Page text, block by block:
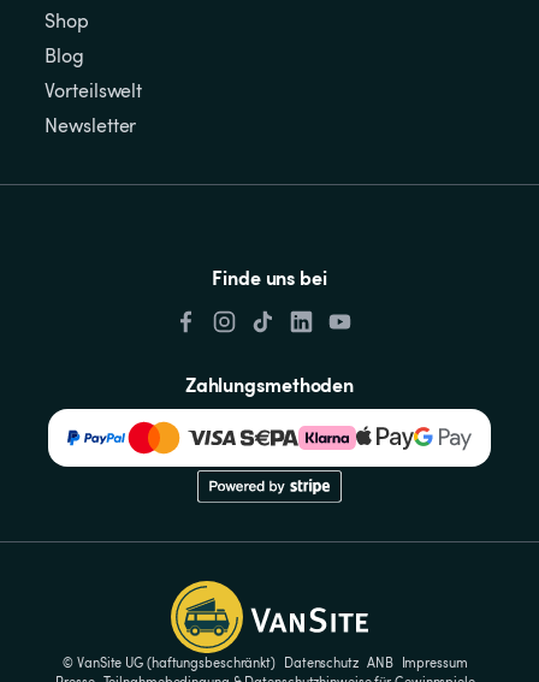
Shop
Blog
Vorteilswelt
Newsletter
Finde uns bei
Zahlungsmethoden
© VanSite UG (haftungsbeschränkt) Datenschutz ANB
Impressum